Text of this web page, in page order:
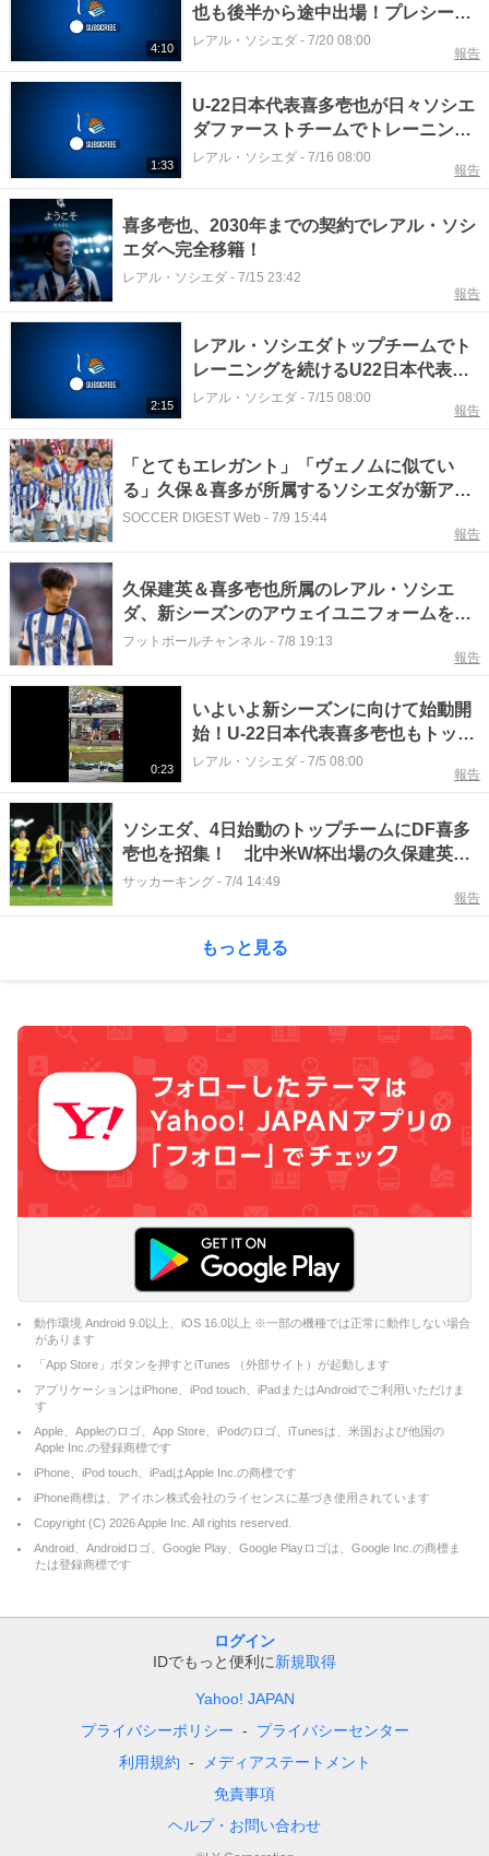
4:10
也も後半から途中出場！プレシーズ
ン初戦をドローで終える【レアル・
レアル・ソシエダ - 7/20 08:00
報告
1:33
U-22日本代表喜多壱也が日々ソシエ
ダファーストチームでトレーニング
を積む！【レアル・ソシエダ】
レアル・ソシエダ - 7/16 08:00
報告
喜多壱也、2030年までの契約でレアル・ソシ
エダへ完全移籍！
レアル・ソシエダ - 7/15 23:42
報告
2:15
レアル・ソシエダトップチームでト
レーニングを続けるU22日本代表喜
多壱也【レアル・ソシエダ】
レアル・ソシエダ - 7/15 08:00
報告
「とてもエレガント」「ヴェノムに似てい
る」久保＆喜多が所属するソシエダが新アウ
ェーユニを発表。ファン唸る「本当に綺麗」
SOCCER DIGEST Web - 7/9 15:44
報告
久保建英＆喜多壱也所属のレアル・ソシエ
ダ、新シーズンのアウェイユニフォームを発
表！ブラックを基調とした1枚に
フットボールチャンネル - 7/8 19:13
報告
0:23
いよいよ新シーズンに向けて始動開
始！U-22日本代表喜多壱也もトップ
チームでスタート！【レアル・ソシ
レアル・ソシエダ - 7/5 08:00
報告
ソシエダ、4日始動のトップチームにDF喜多
壱也を招集！ 北中米W杯出場の久保建英の
合流日は未定
サッカーキング - 7/4 14:49
報告
もっと見る
動作環境 Android 9.0以上、iOS 16.0以上 ※一部の機種では正常に動作しない場合
があります
「App Store」ボタンを押すとiTunes （外部サイト）が起動します
アプリケーションはiPhone、iPod touch、iPadまたはAndroidでご利用いただけま
す
Apple、Appleのロゴ、App Store、iPodのロゴ、iTunesは、米国および他国の
Apple Inc.の登録商標です
iPhone、iPod touch、iPadはApple Inc.の商標です
iPhone商標は、アイホン株式会社のライセンスに基づき使用されています
Copyright (C) 2026Apple Inc. All rights reserved.
Android、Androidロゴ、Google Play、Google Playロゴは、Google Inc.の商標ま
たは登録商標です
ログイン
IDでもっと便利に新規取得
Yahoo! JAPAN
プライバシーポリシー
プライバシーセンター
利用規約
メディアステートメント
免責事項
ヘルプ・お問い合わせ